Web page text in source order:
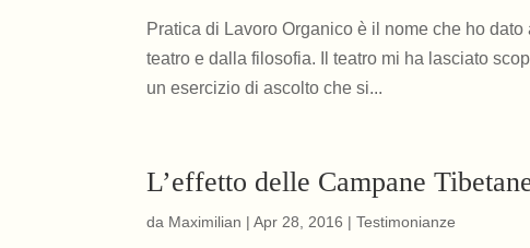
Pratica di Lavoro Organico è il nome che ho
teatro e dalla filosofia. Il teatro mi ha lasciato
un esercizio di ascolto che si...
L’effetto delle Campane
da Maximilian |Apr 28, 2016 |Testimonianze